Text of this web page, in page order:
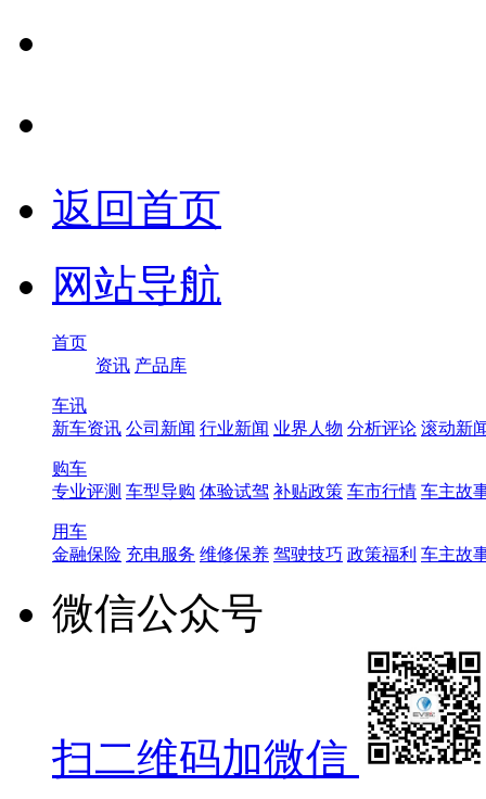
返回首页
网站导航
首页
资讯 产品库
车讯
新车资讯 公司新闻 行业新闻 业界人物 分析评论 滚动新
购车
专业评测 车型导购 体验试驾 补贴政策 车市行情 车主故
用车
金融保险 充电服务 维修保养 驾驶技巧 政策福利 车主故
微信公众号
扫二维码加微信